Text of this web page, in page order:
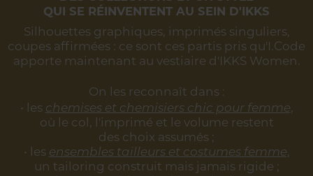
QUI SE RÉINVENTENT AU SEIN D'IKKS
Silhouettes graphiques, imprimés singuliers,
coupes affirmées : ce sont ces partis pris qu'I.Code
apporte maintenant au vestiaire d'IKKS Women.
On les reconnaît dans :
• les chemises et chemisiers chic pour femme,
où le col, l'imprimé et le volume restent
des choix assumés ;
• les ensembles tailleurs et costumes femme,
un tailoring construit mais jamais rigide ;